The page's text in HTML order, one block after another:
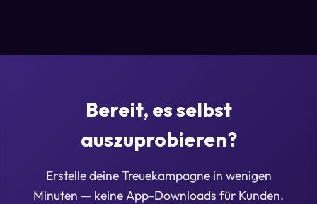
Bereit, es selbst
auszuprobieren?
Erstelle deine Treuekampagne in wenigen
Minuten — keine App-Downloads für Kunden.